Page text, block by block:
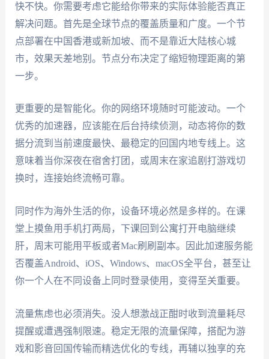
快不快。你需要考虑它能给你带来的实际体验能否真正
解决问题。首先是全球节点的覆盖质量和广度。一个节
点部署在中国香港或新加坡、而不是靠近大陆核心城
市，效果天差地别。节点分布决定了缩短物理距离的第
一步。
更重要的是智能化。你的网络环境随时可能波动。一个
优秀的加速器，应该能在后台持续侦测，动态将你的数
据分流到当前速度最快、最稳定的回国内地专线上。这
意味着当你深夜在宿舍打团，或周末在家追剧打游戏切
换时，连接始终流畅可靠。
同时作为海外生活的你，设备环境必然是多样的。在课
堂上摸鱼用手机打两局，下课回到公寓打开电脑继续
肝，周末可能用平板或者Mac刷刷副本。因此加速服务能
否覆盖Android、iOS、Windows、macOS全平台，甚至让
你一个人在不同设备上同时登录使用，变得至关重要。
流量焦虑也必须消失。没人想激战正酣时收到流量耗尽
提醒或遭遇强制限速。稳定无限的流量保障，搭配为游
戏和影音回国传输而精选优化的专线，再辅以独享的充